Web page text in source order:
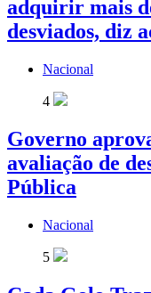
adquirir mais
desviados, diz
Nacional
4
Governo
avaliação de
Pública
Nacional
5